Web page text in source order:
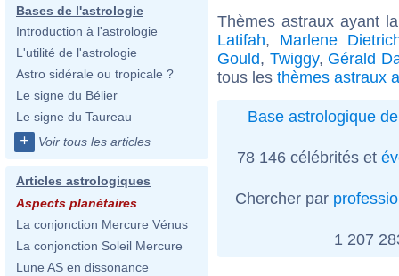
Bases de l'astrologie
Introduction à l'astrologie
L'utilité de l'astrologie
Astro sidérale ou tropicale ?
Le signe du Bélier
Le signe du Taureau
+ Voir tous les articles
Articles astrologiques
Aspects planétaires
La conjonction Mercure Vénus
La conjonction Soleil Mercure
Lune AS en dissonance
Thèmes astraux ayant
Latifah, Marlene
Gould, Twiggy, Gérald
tous les thèmes astraux
Base astrologique
78 146 célébrités et
Chercher par
1 207